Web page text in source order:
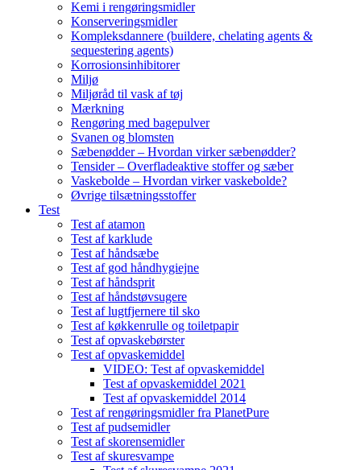
Kemi i rengøringsmidler
Konserveringsmidler
Kompleksdannere (buildere, chelating agents &
sequestering agents)
Korrosionsinhibitorer
Miljø
Miljøråd til vask af tøj
Mærkning
Rengøring med bagepulver
Svanen og blomsten
Sæbenødder – Hvordan virker sæbenødder?
Tensider – Overfladeaktive stoffer og sæber
Vaskebolde – Hvordan virker vaskebolde?
Øvrige tilsætningsstoffer
Test
Test af atamon
Test af karklude
Test af håndsæbe
Test af god håndhygiejne
Test af håndsprit
Test af håndstøvsugere
Test af lugtfjernere til sko
Test af køkkenrulle og toiletpapir
Test af opvaskebørster
Test af opvaskemiddel
VIDEO: Test af opvaskemiddel
Test af opvaskemiddel 2021
Test af opvaskemiddel 2014
Test af rengøringsmidler fra PlanetPure
Test af pudsemidler
Test af skorensemidler
Test af skuresvampe